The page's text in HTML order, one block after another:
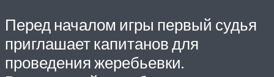
Перед началом игры первый судья
приглашает капитанов для
проведения жеребьевки.